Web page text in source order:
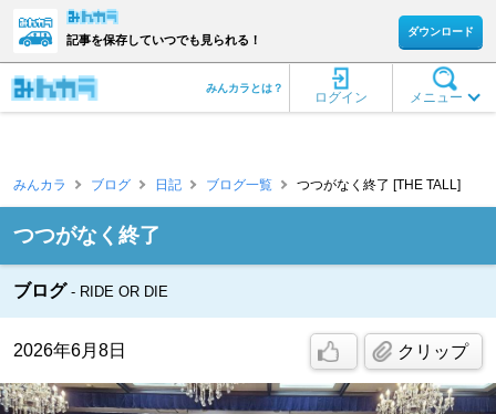
記事を保存していつでも見られる！
ダウンロード
メニュー
ログイン
みんカラとは？
みんカラ ブログ 日記 ブログ一覧 つつがなく終了 [THE TALL]
つつがなく終了
ブログ RIDE OR DIE
2026年6月8日 クリップ